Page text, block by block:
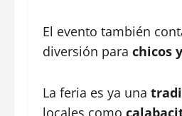
El evento también
diversión para chicos
La feria es ya una